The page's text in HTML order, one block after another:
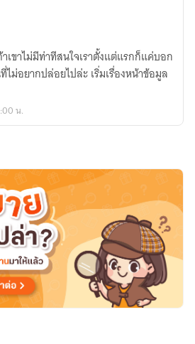
าเขาไม่มีท่าทีสนใจเราตั้งแต่แรกก็แค่บอก
ม่อยากปล่อยไปล่ะ เริ่มเรื่องหน้าข้อมูล
น.